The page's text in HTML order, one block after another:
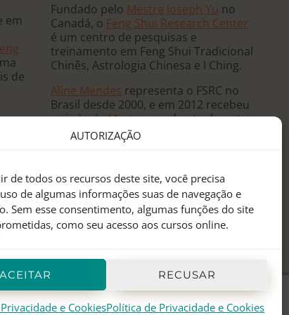
AUTORIZAÇÃO
de todos os recursos deste site, você precisa
de algumas informações suas de navegação e
Sem esse consentimento, algumas funções do site
como seu acesso aos cursos online.
ACEITAR RECUSAR
e CookiesPolítica de Privacidade e Cookies
em
de
Fundado pelo Mestre Joseph Yu no
Canadá, o Feng Shui Research Center
é um centro de pesquisas e
treinamento em Feng Shui Tradicional
Chinês, Astrologia Chinesa e I Ching.
Aline Mendes representa o FSRC no
Brasil desde 2000, e em 2012 recebeu
otítulo de Mestre, sendo atualmente
a únicaMentora Oficial
língua portuguesa.